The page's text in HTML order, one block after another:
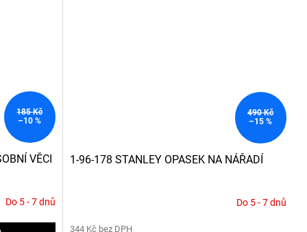
185 Kč
–10 %
VĚCI
Do 5 - 7 dnů
490 Kč
–15 %
1-96-178 STANLEY OPASEK NA NÁŘADÍ
Do 5 - 7 dnů
344 Kč bez DPH